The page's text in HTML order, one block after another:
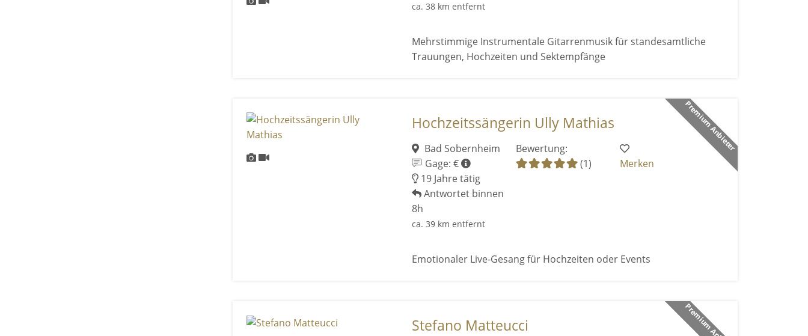
ca. 38 km entfernt
Mehrstimmige Instrumentale Gitarrenmusik für standesamtliche
Trauungen, Hochzeiten und Sektempfänge
Premium Anbieter
Hochzeitssängerin Ully Mathias
Bad Sobernheim
Gage: €
19 Jahre tätig
Antwortet binnen
8h
ca. 39 km entfernt
Bewertung:
(1)
Merken
Emotionaler Live-Gesang für Hochzeiten oder Events
Stefano Matteucci